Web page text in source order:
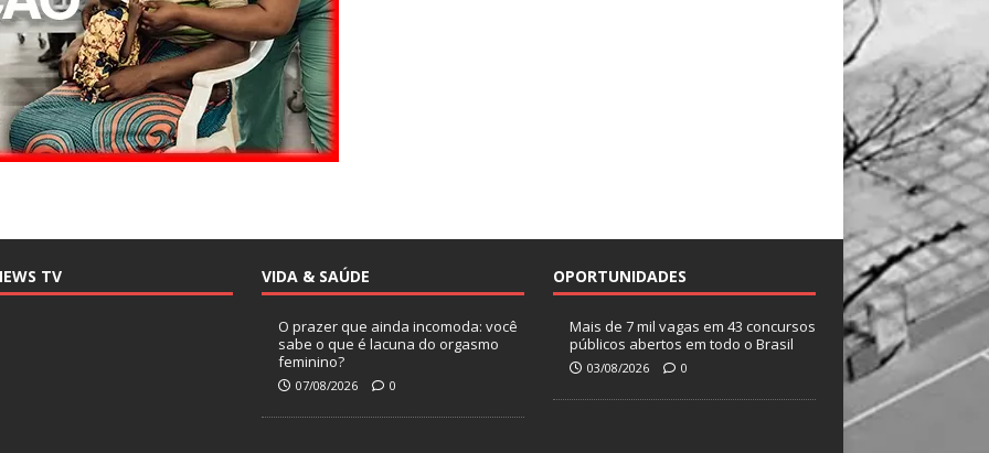
TV VIDA & SAÚDE
O prazer que ainda incomoda: você
sabe o que é lacuna do orgasmo
feminino?
07/08/2026 0
OPORTUNIDADES
Mais de 7 mil vagas em 43 concursos
públicos abertos em todo o Brasil
03/08/2026 0